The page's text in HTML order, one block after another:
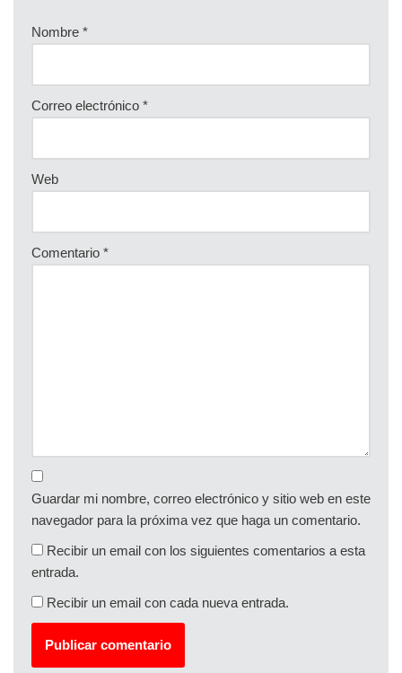
Nombre *
Correo electrónico *
Web
Comentario *
Guardar mi nombre, correo electrónico y sitio web en este
navegador para la próxima vez que haga un comentario.
Recibir un email con los siguientes comentarios a esta
entrada.
Recibir un email con cada nueva entrada.